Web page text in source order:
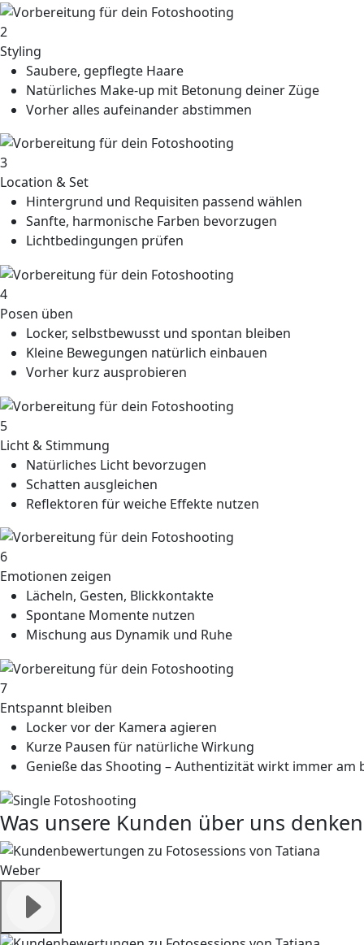
2
Styling
Saubere, gepflegte Haare
Natürliches Make-up mit Betonung deiner Züge
Vorher alles aufeinander abstimmen
3
Location & Set
Hintergrund und Requisiten passend wählen
Sanfte, harmonische Farben bevorzugen
Lichtbedingungen prüfen
4
Posen üben
Locker, selbstbewusst und spontan bleiben
Kleine Bewegungen natürlich einbauen
Vorher kurz ausprobieren
5
Licht & Stimmung
Natürliches Licht bevorzugen
Schatten ausgleichen
Reflektoren für weiche Effekte nutzen
6
Emotionen zeigen
Lächeln, Gesten, Blickkontakte
Spontane Momente nutzen
Mischung aus Dynamik und Ruhe
7
Entspannt bleiben
Locker vor der Kamera agieren
Kurze Pausen für natürliche Wirkung
Genieße das Shooting – Authentizität wirkt immer am
Was unsere Kunden über uns denken